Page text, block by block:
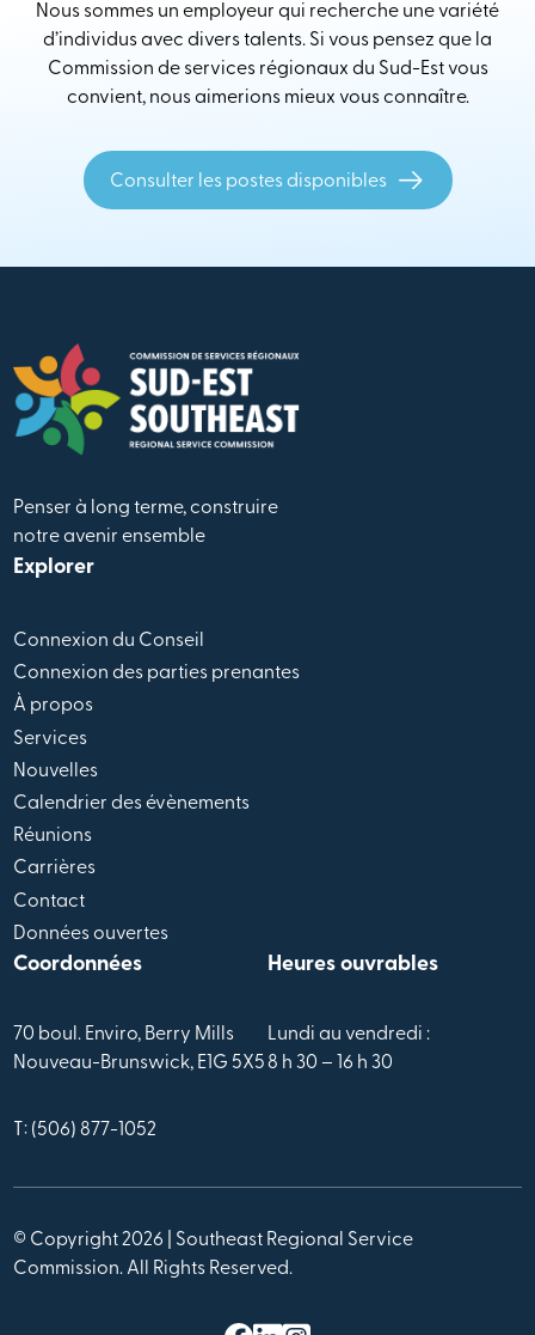
Nous sommes un employeur qui recherche une variété
d’individus avec divers talents. Si vous pensez que la
Commission de services régionaux du Sud-Est vous
convient, nous aimerions mieux vous connaître.
Consulter les postes disponibles
Penser à long terme, construire
notre avenir ensemble
Explorer
Connexion du Conseil
Connexion des parties prenantes
À propos
Services
Nouvelles
Calendrier des évènements
Réunions
Carrières
Contact
Données ouvertes
Coordonnées
70 boul. Enviro, Berry Mills
Nouveau-Brunswick, E1G 5X5
T: (506) 877-1052
Heures ouvrables
Lundi au vendredi :
8 h 30 – 16 h 30
© Copyright 2026 | Southeast Regional Service
Commission. All Rights Reserved.